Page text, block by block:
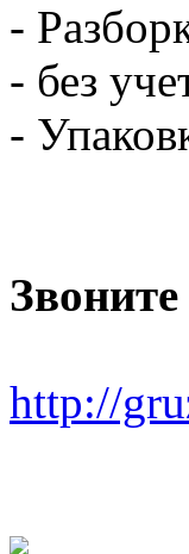
-
- без
-
http://